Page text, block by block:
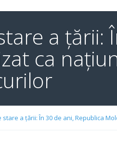
a țării:
ca
stare a țării: În 30 de ani, Republica